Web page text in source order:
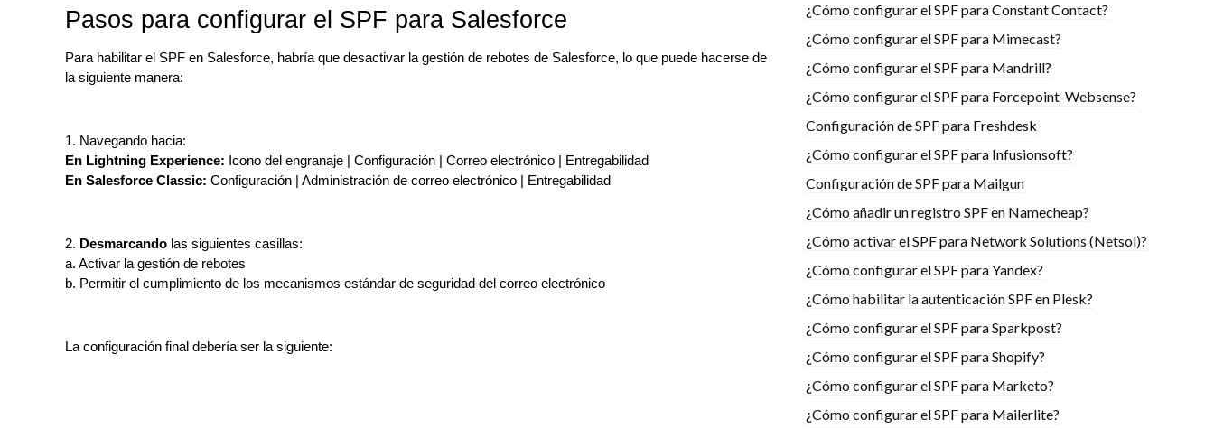
Pasos para configurar el SPF para Salesforce
Para habilitar el SPF en Salesforce, habría que desactivar la gestión de rebotes de Salesforce, lo que puede hacerse de
la siguiente manera:
1. Navegando hacia:
En Lightning Experience: Icono del engranaje | Configuración | Correo electrónico | Entregabilidad
En Salesforce Classic: Configuración | Administración de correo electrónico | Entregabilidad
2. Desmarcando las siguientes casillas:
a. Activar la gestión de rebotes
b. Permitir el cumplimiento de los mecanismos estándar de seguridad del correo electrónico
La configuración final debería ser la siguiente:
¿Cómo configurar el SPF para Constant Contact?
¿Cómo configurar el SPF para Mimecast?
¿Cómo configurar el SPF para Mandrill?
¿Cómo configurar el SPF para Forcepoint-Websense?
Configuración de SPF para Freshdesk
¿Cómo configurar el SPF para Infusionsoft?
Configuración de SPF para Mailgun
¿Cómo añadir un registro SPF en Namecheap?
¿Cómo activar el SPF para Network Solutions (Netsol)?
¿Cómo configurar el SPF para Yandex?
¿Cómo habilitar la autenticación SPF en Plesk?
¿Cómo configurar el SPF para Sparkpost?
¿Cómo configurar el SPF para Shopify?
¿Cómo configurar el SPF para Marketo?
¿Cómo configurar el SPF para Mailerlite?